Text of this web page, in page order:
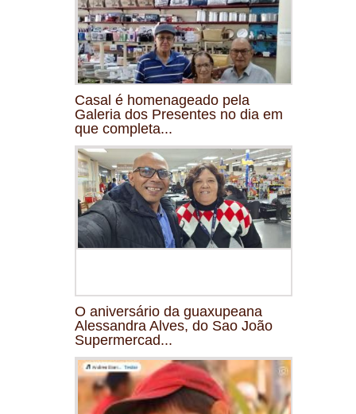
Casal é homenageado pela
Galeria dos Presentes no dia em
que completa...
O aniversário da guaxupeana
Alessandra Alves, do Sao João
Supermercad...